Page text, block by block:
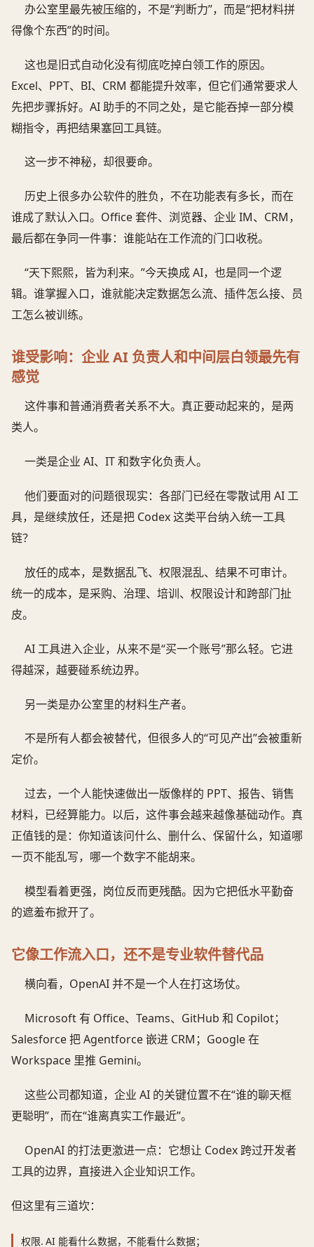
办公室里最先被压缩的，不是“判断力”，而是“把材料拼
得像个东西”的时间。
这也是旧式自动化没有彻底吃掉白领工作的原因。
Excel、PPT、BI、CRM 都能提升效率，但它们通常要求人
先把步骤拆好。AI 助手的不同之处，是它能吞掉一部分模
糊指令，再把结果塞回工具链。
这一步不神秘，却很要命。
历史上很多办公软件的胜负，不在功能表有多长，而在
谁成了默认入口。Office 套件、浏览器、企业 IM、CRM，
最后都在争同一件事：谁能站在工作流的门口收税。
“天下熙熙，皆为利来。”今天换成 AI，也是同一个逻
辑。谁掌握入口，谁就能决定数据怎么流、插件怎么接、员
工怎么被训练。
谁受影响：企业 AI 负责人和中间层白领最先有
感觉
这件事和普通消费者关系不大。真正要动起来的，是两
类人。
一类是企业 AI、IT 和数字化负责人。
他们要面对的问题很现实：各部门已经在零散试用 AI 工
具，是继续放任，还是把 Codex 这类平台纳入统一工具
链？
放任的成本，是数据乱飞、权限混乱、结果不可审计。
统一的成本，是采购、治理、培训、权限设计和跨部门扯
皮。
AI 工具进入企业，从来不是“买一个账号”那么轻。它进
得越深，越要碰系统边界。
另一类是办公室里的材料生产者。
不是所有人都会被替代，但很多人的“可见产出”会被重新
定价。
过去，一个人能快速做出一版像样的 PPT、报告、销售
材料，已经算能力。以后，这件事会越来越像基础动作。真
正值钱的是：你知道该问什么、删什么、保留什么，知道哪
一页不能乱写，哪一个数字不能胡来。
模型看着更强，岗位反而更残酷。因为它把低水平勤奋
的遮羞布掀开了。
它像工作流入口，还不是专业软件替代品
横向看，OpenAI 并不是一个人在打这场仗。
Microsoft 有 Office、Teams、GitHub 和 Copilot；
Salesforce 把 Agentforce 嵌进 CRM；Google 在
Workspace 里推 Gemini。
这些公司都知道，企业 AI 的关键位置不在“谁的聊天框
更聪明”，而在“谁离真实工作最近”。
OpenAI 的打法更激进一点：它想让 Codex 跨过开发者
工具的边界，直接进入企业知识工作。
但这里有三道坎：
权限. AI 能看什么数据，不能看什么数据；